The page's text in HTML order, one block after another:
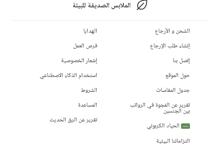
الملابس الصديقة للبيئة
الشحن و الأرجاع
إنشاء طلب الإرجاع
إتصل بنا
حول الموقع
جدول المقاسات
تقرير عن الفجوة في الرواتب
بين الجنسين
جديد
الحياد الكربوني
التزاماتنا البيئية
الهدايا
فرص العمل
إشعار الخصوصية
استخدام الذكاء الاصطناعي
الشروط
المساعدة
تقرير عن الرق الحديث